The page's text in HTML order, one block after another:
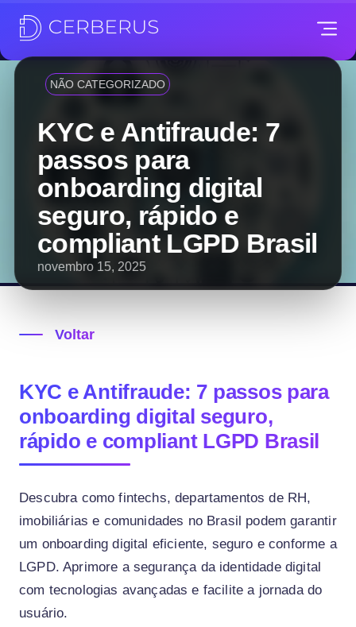
NÃO CATEGORIZADO
KYC e Antifraude: 7
passos para
onboarding digital
seguro, rápido e
compliant LGPD Brasil
novembro 15, 2025
Voltar
KYC e Antifraude: 7 passos para
onboarding digital seguro,
rápido e compliant LGPD Brasil
Descubra como fintechs, departamentos de RH,
imobiliárias e comunidades no Brasil podem garantir
um onboarding digital eficiente, seguro e conforme a
LGPD. Aprimore a segurança da identidade digital
com tecnologias avançadas e facilite a jornada do
usuário.